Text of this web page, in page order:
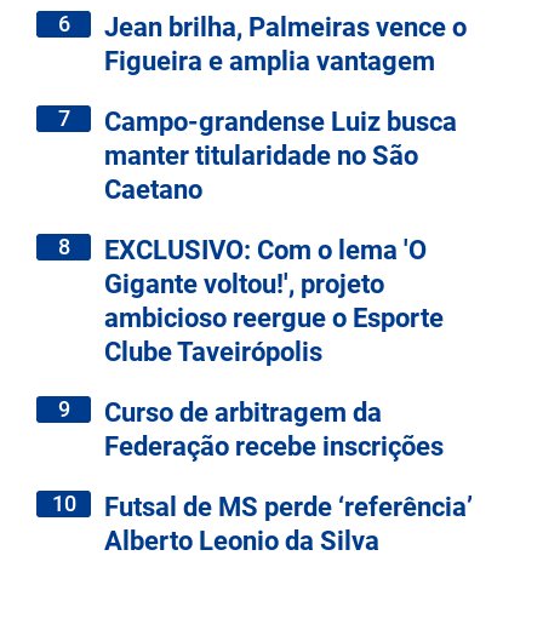
6
Jean brilha, Palmeiras vence o
Figueira e amplia vantagem
7
Campo-grandense Luiz busca
manter titularidade no São
Caetano
8
EXCLUSIVO: Com o lema 'O
Gigante voltou!', projeto
ambicioso reergue o Esporte
Clube Taveirópolis
9
Curso de arbitragem da
Federação recebe inscrições
10
Futsal de MS perde ‘referência’
Alberto Leonio da Silva